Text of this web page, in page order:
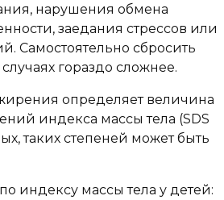
нарушения обмена
заедания стрессов или
Самостоятельно сбросить
гораздо сложнее.
определяет величина
индекса массы тела (SDS
таких степеней может быть
индексу массы тела у детей: